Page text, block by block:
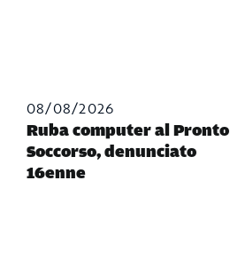
08/08/2026
Ruba computer al Pronto
Soccorso, denunciato
16enne